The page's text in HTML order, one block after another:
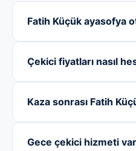
Fatih Küçük ayasofya
Çekici fiyatları nasıl
Kaza sonrası Fatih
Gece çekici hizmeti var